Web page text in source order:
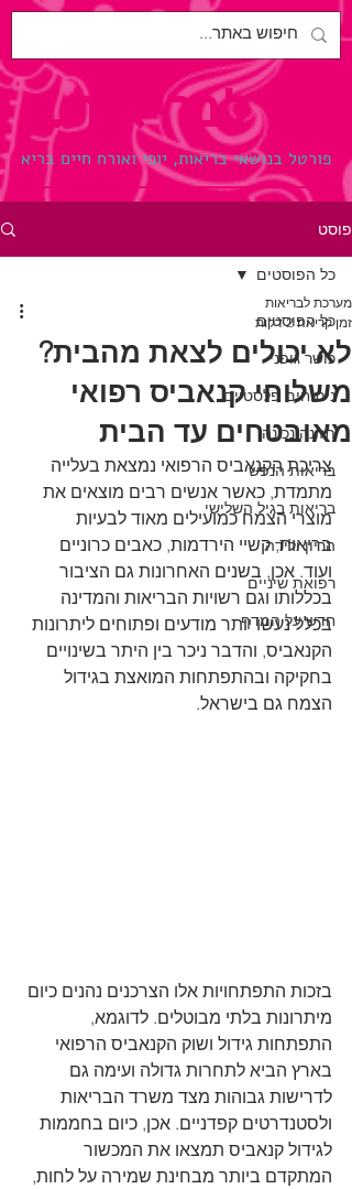
לבריאות.
פורטל בנושאי בריאות, יופי ואורח חיים בריא
פוסט
כל הפוסטים
כושר גופני
ניתוחים פלסטיים
תזונה נכונה
בריאות הנפש
בריאות בגיל השלישי
הריון ולידה
רפואת שיניים
חדש על המדף
כל הפוסטים
לא יכולים לצאת מהבית?
משלוחי קנאביס רפואי
מאובטחים עד הבית
מערכת לבריאות
זמן קריאה 2 דקות
צריכת הקנאביס הרפואי נמצאת בעלייה
מתמדת, כאשר אנשים רבים מוצאים את
מוצרי הצמח כמועילים מאוד לבעיות
בריאות, קשיי הירדמות, כאבים כרוניים
ועוד. אכן, בשנים האחרונות גם הציבור
בכללותו וגם רשויות הבריאות והמדינה
בכלל נעשו יותר מודעים ופתוחים ליתרונות
הקנאביס, והדבר ניכר בין היתר בשינויים
בחקיקה ובהתפתחות המואצת בגידול
הצמח גם בישראל.
בזכות התפתחויות אלו הצרכנים נהנים כיום
מיתרונות בלתי מבוטלים. לדוגמא,
התפתחות גידול ושוק הקנאביס הרפואי
בארץ הביא לתחרות גדולה ועימה גם
לדרישות גבוהות מצד משרד הבריאות
ולסטנדרטים קפדניים. אכן, כיום בחממות
לגידול קנאביס תמצאו את המכשור
המתקדם ביותר מבחינת שמירה על לחות,